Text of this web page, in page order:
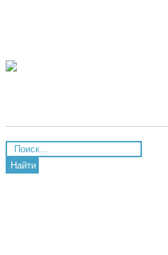
Найти